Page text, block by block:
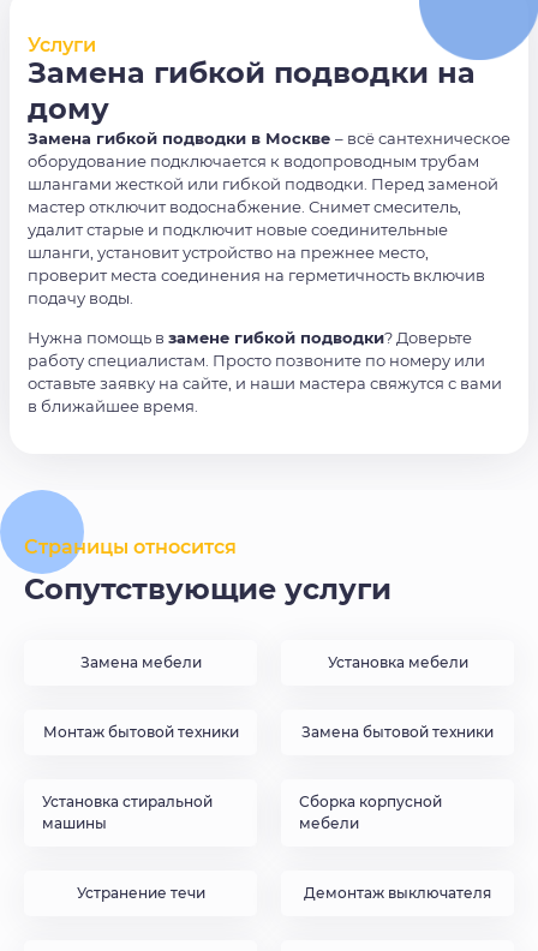
Услуги
Замена гибкой подводки на
дому
Замена гибкой подводки в Москве – всё сантехническое
оборудование подключается к водопроводным трубам
шлангами жесткой или гибкой подводки. Перед заменой
мастер отключит водоснабжение. Снимет смеситель,
удалит старые и подключит новые соединительные
шланги, установит устройство на прежнее место,
проверит места соединения на герметичность включив
подачу воды.
Нужна помощь в замене гибкой подводки? Доверьте
работу специалистам. Просто позвоните по номеру или
оставьте заявку на сайте, и наши мастера свяжутся с вами
в ближайшее время.
Страницы относится
Сопутствующие услуги
Замена мебели Установка мебели
Монтаж бытовой техники Замена бытовой техники
Установка стиральной
машины
Сборка корпусной
мебели
Устранение течи Демонтаж выключателя